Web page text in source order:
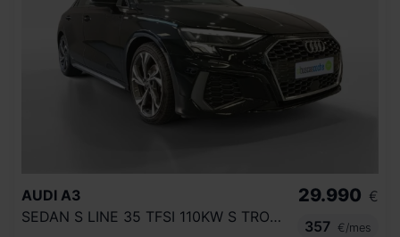
AUDI A3
SEDAN S LINE 35 TFSI 110KW S TRONIC
29.990 €
357
€/mes